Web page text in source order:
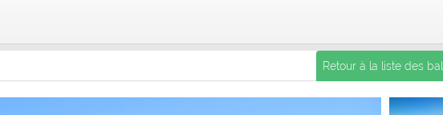
Retour à la liste des